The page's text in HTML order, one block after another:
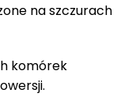
na szczurach
komórek